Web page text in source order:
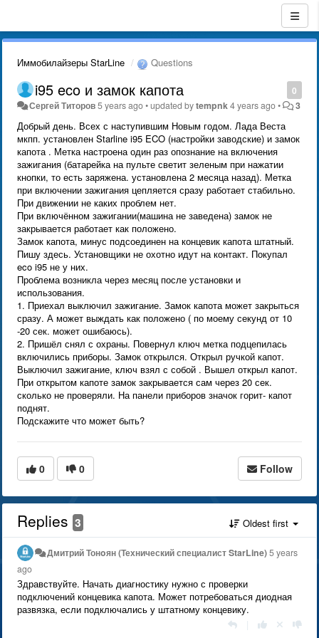
Иммобилайзеры StarLine Questions
0
i95 eco и замок капота
Сергей Титоров5 years ago•updated bytempnk4 years ago• 3
Добрый день. Всех с наступившим Новым годом. Лада Веста
мкпп. установлен Starline i95 ECO (настройки заводские) и замок
капота . Метка настроена один раз опознание на включения
зажигания (батарейка на пульте светит зеленым при нажатии
кнопки, то есть заряжена. установлена 2 месяца назад). Метка
при включении зажигания цепляется сразу работает стабильно.
При движении не каких проблем нет.
При включённом зажигании(машина не заведена) замок не
закрывается работает как положено.
Замок капота, минус подсоединен на концевик капота штатный.
Пишу здесь. Установщики не охотно идут на контакт. Покупал
eco i95 не у них.
Проблема возникла через месяц после установки и
использования.
1. Приехал выключил зажигание. Замок капота может закрыться
сразу. А может выждать как положено ( по моему секунд от 10
-20 сек. может ошибаюсь).
2. Пришёл снял с охраны. Повернул ключ метка подцепилась
включились приборы. Замок открылся. Открыл ручкой капот.
Выключил зажигание, ключ взял с собой . Вышел открыл капот.
При открытом капоте замок закрывается сам через 20 сек.
сколько не проверяли. На панели приборов значок горит- капот
поднят.
Подскажите что может быть?
0 0 Follow
Replies 3 Oldest first
Дмитрий Тонoян (Технический специалист StarLine)5 years
ago
Здравствуйте. Начать диагностику нужно с проверки
подключений концевика капота. Может потребоваться диодная
развязка, если подключались у штатному концевику.